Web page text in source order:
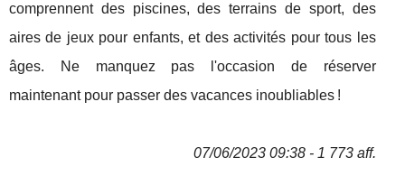
comprennent des piscines, des terrains de sport, des
aires de jeux pour enfants, et des activités pour tous les
âges. Ne manquez pas l'occasion de réserver
maintenant pour passer des vacances inoubliables !
07/06/2023 09:38 - 1 773 aff.